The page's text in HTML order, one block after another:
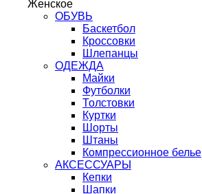
Женское
ОБУВЬ
Баскетбол
Кроссовки
Шлепанцы
ОДЕЖДА
Майки
Футболки
Толстовки
Куртки
Шорты
Штаны
Компрессионное белье
АКСЕССУАРЫ
Кепки
Шапки